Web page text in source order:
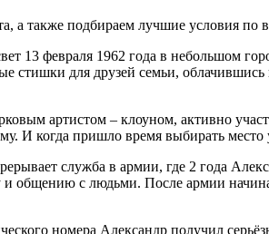
а также подбираем лучшие условия по
13 февраля 1962 года в небольшом
для друзей семьи,
артистом – клоуном, активно
И когда пришло время выбирать
служба в армии, где 2 года
и общению с людьми. После армии
номера Александр получил